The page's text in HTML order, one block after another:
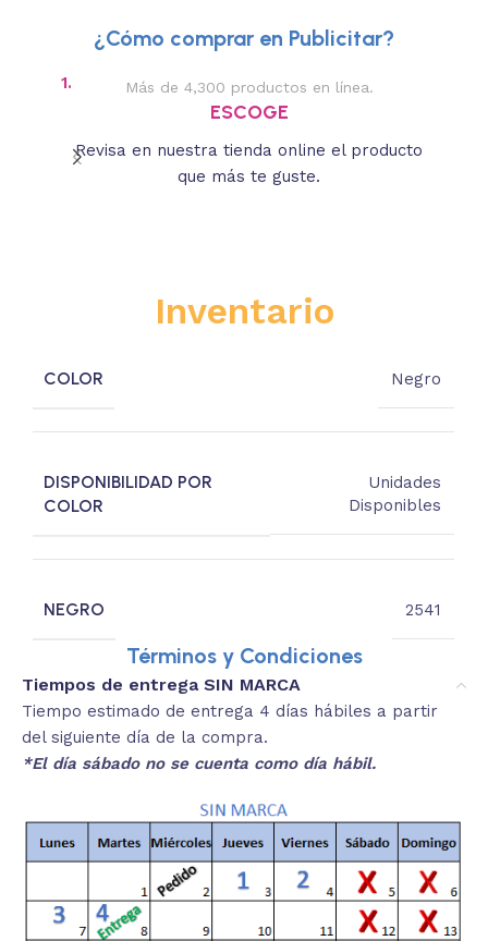
¿Cómo comprar en Publicitar?
1. Más de 4,300 productos en línea.
ESCOGE
Revisa en nuestra tienda online el producto
que más te guste.
Inventario
COLOR Negro
DISPONIBILIDAD POR
COLOR
Unidades
Disponibles
NEGRO 2541
Términos y Condiciones
Tiempos de entrega SIN MARCA
Tiempo estimado de entrega 4 días hábiles a partir
del siguiente día de la compra.
*El día sábado no se cuenta como día hábil.